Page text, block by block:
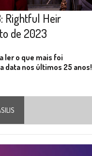
Rightful Heir
de 2023
ler o que mais foi
data nos últimos 25 anos!